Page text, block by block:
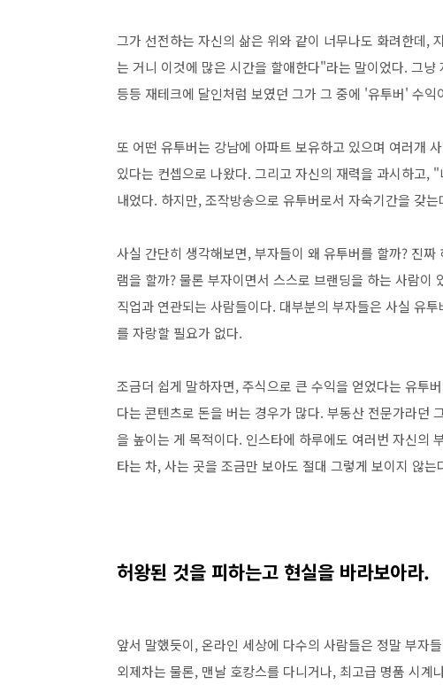
그가 선전하는 자신의 삶은 위와 같이 너무나도 화려한데,
는 거니 이것에 많은 시간을 할애한다"라는 말이었다. 그
등등 재테크에 달인처럼 보였던 그가 그 중에 '유투버' 수익
또 어떤 유투버는 강남에 아파트 보유하고 있으며 여러개
있다는 컨셉으로 나왔다. 그리고 자신의 재력을 과시하고,
내었다. 하지만, 조작방송으로 유투버로서 자숙기간을 갖
사실 간단히 생각해보면, 부자들이 왜 유투버를 할까? 진
램을 할까? 물론 부자이면서 스스로 브랜딩을 하는 사람
직업과 연관되는 사람들이다. 대부분의 부자들은 사실 유
를 자랑할 필요가 없다.
조금더 쉽게 말하자면, 주식으로 큰 수익을 얻었다는 유투
다는 콘텐츠로 돈을 버는 경우가 많다. 부동산 전문가라던
을 높이는 게 목적이다. 인스타에 하루에도 여러번 자신의
타는 차, 사는 곳을 조금만 보아도 절대 그렇게 보이지 않
허왕된 것을 피하는고 현실을 바라보아라.
앞서 말했듯이, 온라인 세상에 다수의 사람들은 정말 부자
외제차는 물론, 맨날 호캉스를 다니거나, 최고급 명품 시계